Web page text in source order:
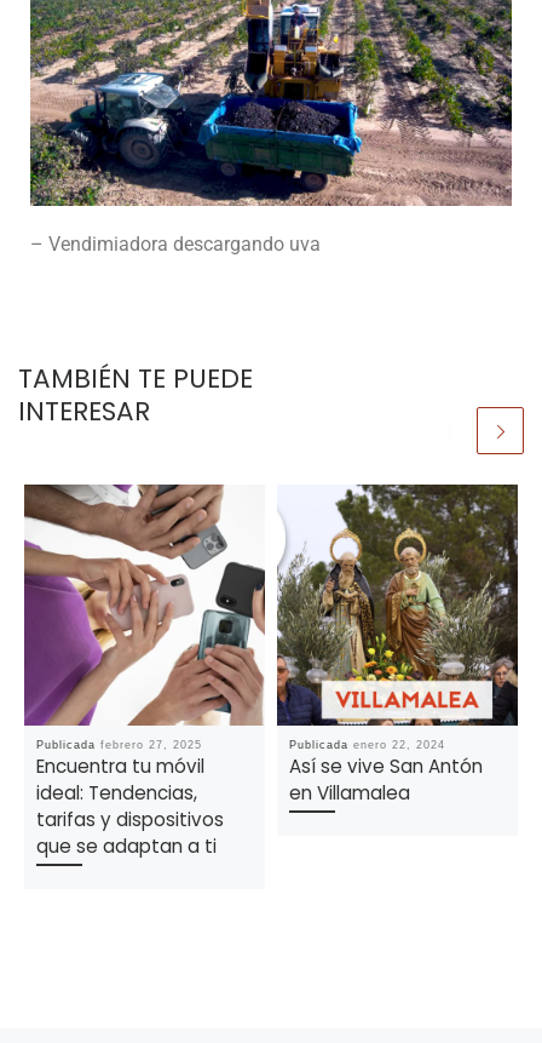
– Vendimiadora descargando uva
TAMBIÉN TE PUEDE
INTERESAR
Publicadafebrero 27, 2025
Encuentra tu móvil
ideal: Tendencias,
tarifas y dispositivos
que se adaptan a ti
Publicadaenero 22, 2024
Así se vive San Antón
en Villamalea